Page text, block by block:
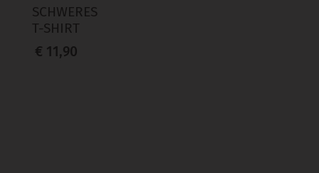
SCHWERES
T-SHIRT
€ 11,90